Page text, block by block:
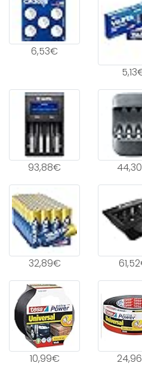
6,53€
93,88€
32,89€
10,99€